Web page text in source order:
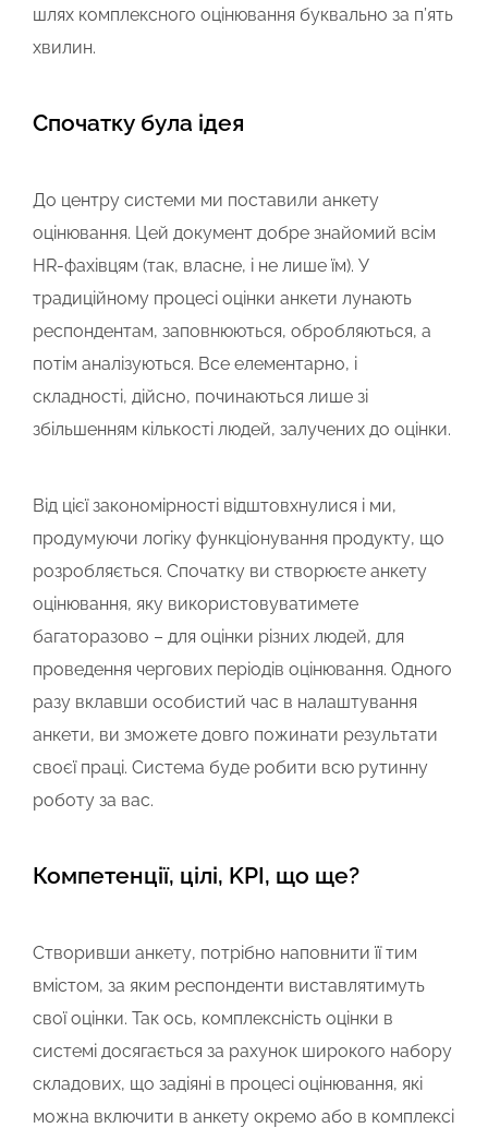
шлях комплексного оцінювання буквально за п’ять
хвилин.
Спочатку була ідея
До центру системи ми поставили анкету
оцінювання. Цей документ добре знайомий всім
HR-фахівцям (так, власне, і не лише їм). У
традиційному процесі оцінки анкети лунають
респондентам, заповнюються, обробляються, а
потім аналізуються. Все елементарно, і
складності, дійсно, починаються лише зі
збільшенням кількості людей, залучених до оцінки.
Від цієї закономірності відштовхнулися і ми,
продумуючи логіку функціонування продукту, що
розробляється. Спочатку ви створюєте анкету
оцінювання, яку використовуватимете
багаторазово – для оцінки різних людей, для
проведення чергових періодів оцінювання. Одного
разу вклавши особистий час в налаштування
анкети, ви зможете довго пожинати результати
своєї праці. Система буде робити всю рутинну
роботу за вас.
Компетенції, цілі, KPI, що ще?
Створивши анкету, потрібно наповнити її тим
вмістом, за яким респонденти виставлятимуть
свої оцінки. Так ось, комплексність оцінки в
системі досягається за рахунок широкого набору
складових, що задіяні в процесі оцінювання, які
можна включити в анкету окремо або в комплексі